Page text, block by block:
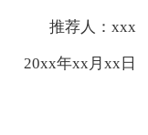
推荐人：xxx
20xx年xx月xx日